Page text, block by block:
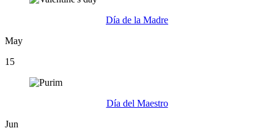
Día de la Madre
May
15
Día del Maestro
Jun